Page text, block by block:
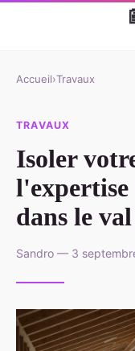
Accueil›Travaux
TRAVAUX
Isoler
dans le
Sandro — 3